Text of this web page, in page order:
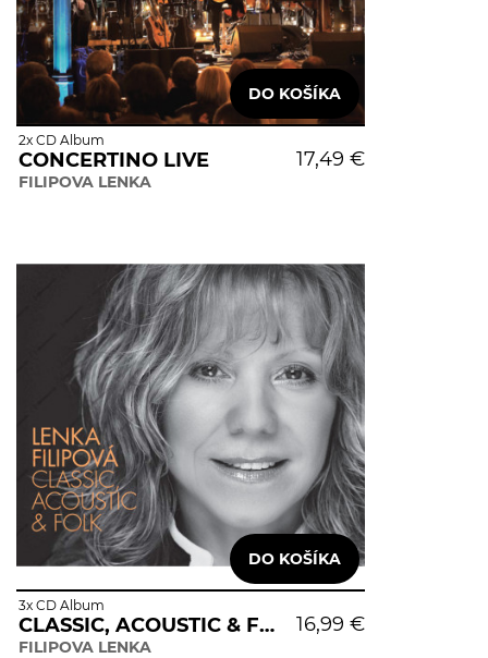
17,49 €
2x CD Album
CONCERTINO LIVE
FILIPOVA LENKA
16,99 €
3x CD Album
CLASSIC, ACOUSTIC & FOLK
FILIPOVA LENKA